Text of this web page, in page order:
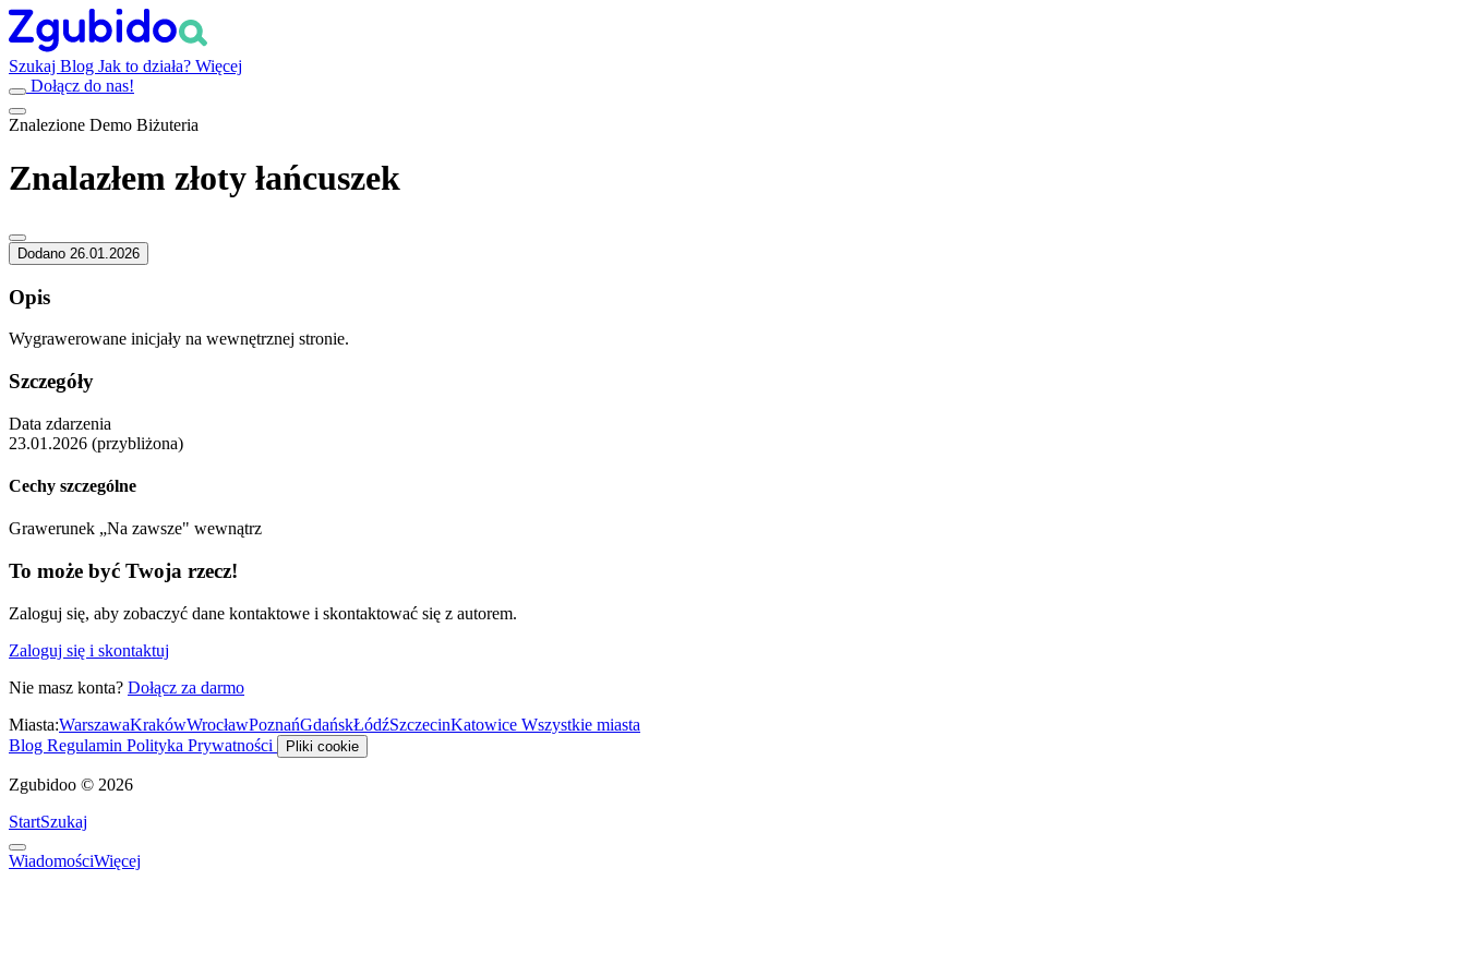
Szukaj Blog Jak to działa? Więcej
Dołącz do nas!
Znalezione Demo Biżuteria
Znalazłem złoty łańcuszek
Dodano 26.01.2026
Opis
Wygrawerowane inicjały na wewnętrznej stronie.
Szczegóły
Data zdarzenia
23.01.2026 (przybliżona)
Cechy szczególne
Grawerunek „Na zawsze" wewnątrz
To może być Twoja rzecz!
Zaloguj się, aby zobaczyć dane kontaktowe i skontaktować się z autorem.
Zaloguj się i skontaktuj
Nie masz konta? Dołącz za darmo
Miasta:WarszawaKrakówWrocławPoznańGdańskŁódźSzczecinKatowice Wszystkie miasta
Blog Regulamin Polityka Prywatności Pliki cookie
Zgubidoo © 2026
StartSzukaj
WiadomościWięcej